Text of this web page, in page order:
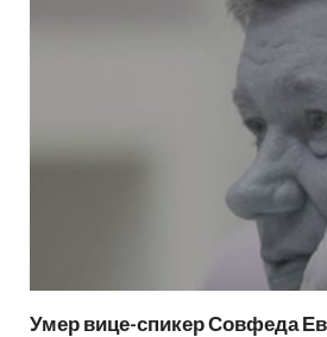
Умер вице-спикер Совфеда